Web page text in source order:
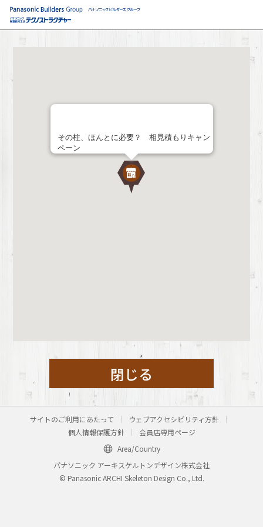
その柱、ほんとに必要？ 相見積もりキャン
ペーン
閉じる
サイトのご利用にあたって
ウェブアクセシビリティ方針
個人情報保護方針
会員店専用ページ
Area/Country
パナソニック アーキスケルトンデザイン株式会社
© Panasonic ARCHI Skeleton Design Co., Ltd.